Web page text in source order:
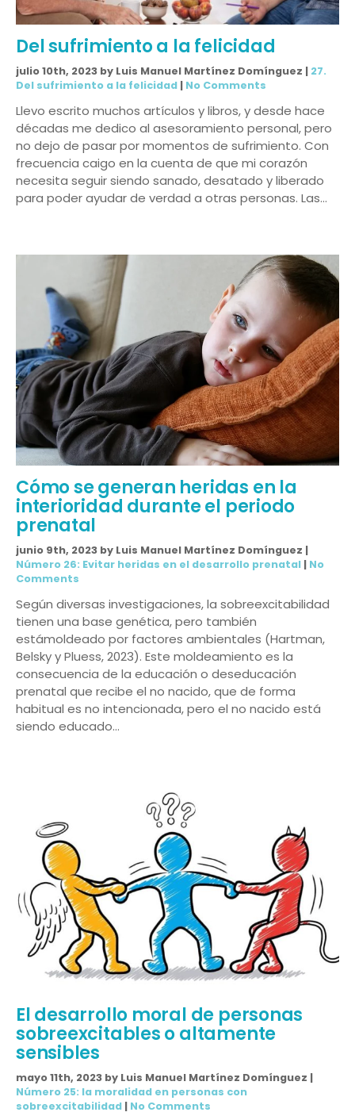
Del sufrimiento a la felicidad
julio 10th, 2023 by Luis Manuel Martínez Domínguez | 27.
Del sufrimiento a la felicidad | No Comments
Llevo escrito muchos artículos y libros, y desde hace
décadas me dedico al asesoramiento personal, pero
no dejo de pasar por momentos de sufrimiento. Con
frecuencia caigo en la cuenta de que mi corazón
necesita seguir siendo sanado, desatado y liberado
para poder ayudar de verdad a otras personas. Las…
Cómo se generan heridas en la
interioridad durante el periodo
prenatal
junio 9th, 2023 by Luis Manuel Martínez Domínguez |
Número 26: Evitar heridas en el desarrollo prenatal | No
Comments
Según diversas investigaciones, la sobreexcitabilidad
tienen una base genética, pero también
estámoldeado por factores ambientales (Hartman,
Belsky y Pluess, 2023). Este moldeamiento es la
consecuencia de la educación o deseducación
prenatal que recibe el no nacido, que de forma
habitual es no intencionada, pero el no nacido está
siendo educado…
El desarrollo moral de personas
sobreexcitables o altamente
sensibles
mayo 11th, 2023 by Luis Manuel Martínez Domínguez |
Número 25: la moralidad en personas con
sobreexcitabilidad | No Comments